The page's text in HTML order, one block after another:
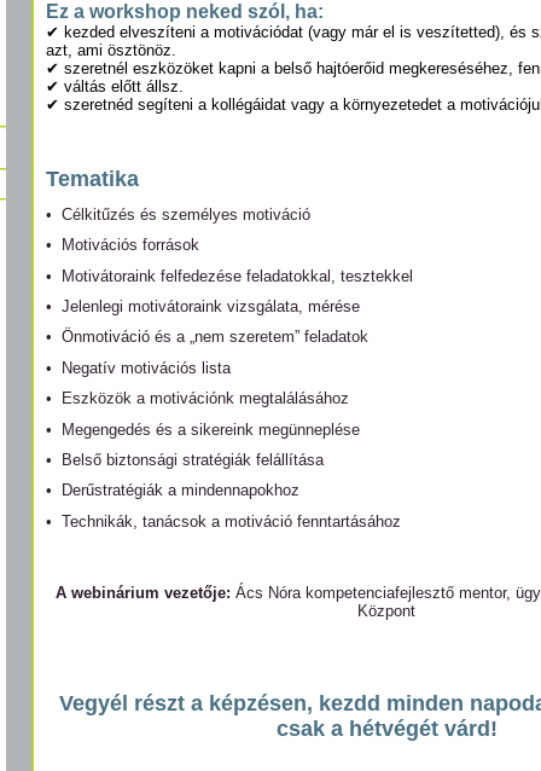
Ez a workshop neked szól, ha:
✔ kezded elveszíteni a motivációdat (vagy már el is veszítetted), és
azt, ami ösztönöz.
✔ szeretnél eszközöket kapni a belső hajtóerőid megkereséséhez,
✔ váltás előtt állsz.
✔ szeretnéd segíteni a kollégáidat vagy a környezetedet a
Tematika
• Célkitűzés és személyes motiváció
• Motivációs források
• Motivátoraink felfedezése feladatokkal, tesztekkel
• Jelenlegi motivátoraink vizsgálata, mérése
• Önmotiváció és a „nem szeretem” feladatok
• Negatív motivációs lista
• Eszközök a motivációnk megtalálásához
• Megengedés és a sikereink megünneplése
• Belső biztonsági stratégiák felállítása
• Derűstratégiák a mindennapokhoz
• Technikák, tanácsok a motiváció fenntartásához
A webinárium vezetője: Ács Nóra kompetenciafejlesztő mentor,
Központ
Vegyél részt a képzésen, kezdd minden
csak a hétvégét várd!